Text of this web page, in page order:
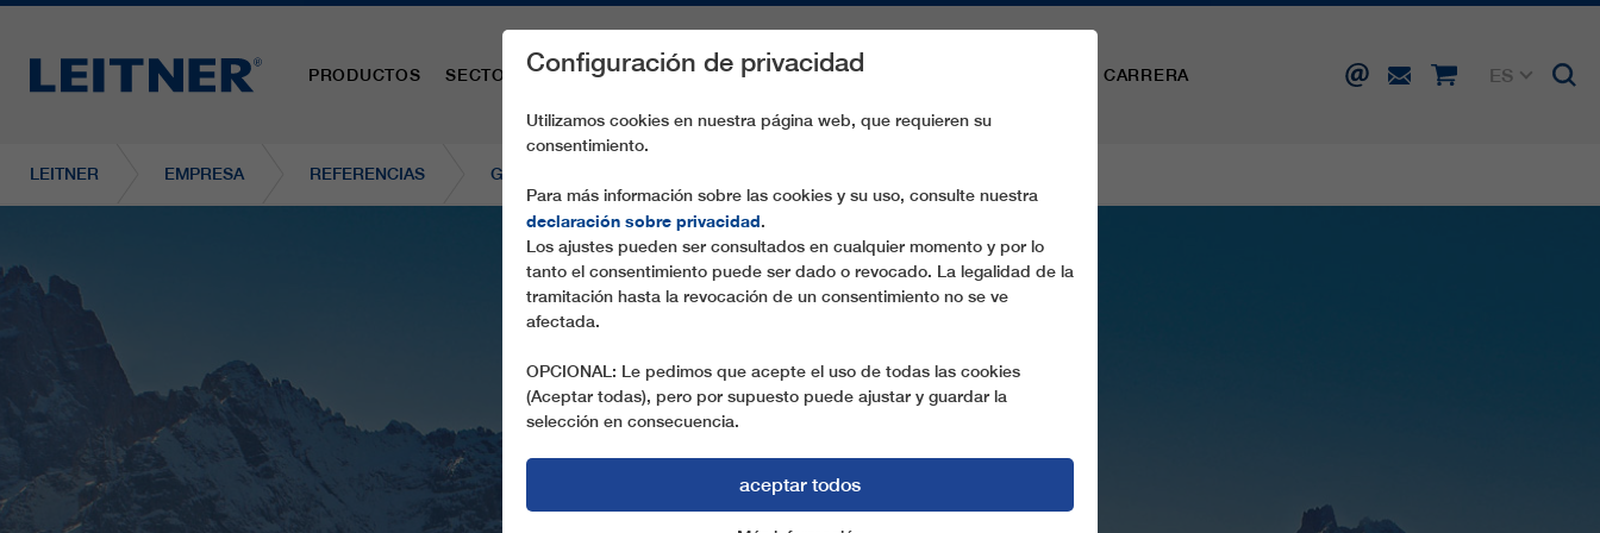
PRODUCTOS SECTORES PIEZAS DE RECAMBIO SERVICIO CARRERA
ES
LEITNER EMPRESA REFERENCIAS GD8 DREI ZINNEN + STIERGARTEN
Configuración de privacidad
Utilizamos cookies en nuestra página web, que requieren su
consentimiento.
Para más información sobre las cookies y su uso, consulte nuestra
declaración sobre privacidad.
Los ajustes pueden ser consultados en cualquier momento y por lo
tanto el consentimiento puede ser dado o revocado. La legalidad de la
tramitación hasta la revocación de un consentimiento no se ve
afectada.
OPCIONAL: Le pedimos que acepte el uso de todas las cookies
(Aceptar todas), pero por supuesto puede ajustar y guardar la
selección en consecuencia.
aceptar todos